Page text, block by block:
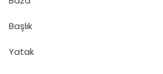
Başlık
Yatak